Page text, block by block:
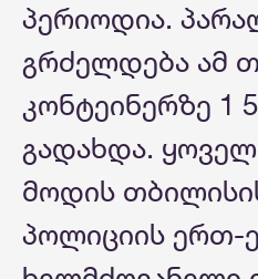
პერიოდია.
გრძელდება ამ
კონტეინერზე 1
გადახდა.
მოდის
პოლიციის ერთ-